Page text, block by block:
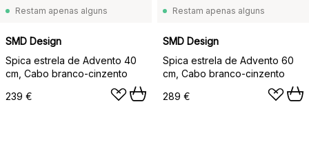
Restam apenas alguns
SMD Design
Spica estrela de Advento 40
cm, Cabo branco-cinzento
239 €
Restam apenas alguns
SMD Design
Spica estrela de Advento 60
cm, Cabo branco-cinzento
289 €